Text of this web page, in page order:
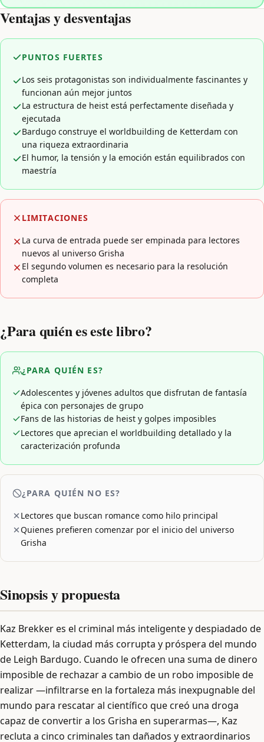
Ventajas y desventajas
PUNTOS FUERTES
Los seis protagonistas son individualmente fascinantes y
funcionan aún mejor juntos
La estructura de heist está perfectamente diseñada y
ejecutada
Bardugo construye el worldbuilding de Ketterdam con
una riqueza extraordinaria
El humor, la tensión y la emoción están equilibrados con
maestría
LIMITACIONES
La curva de entrada puede ser empinada para lectores
nuevos al universo Grisha
El segundo volumen es necesario para la resolución
completa
¿Para quién es este libro?
¿PARA QUIÉN ES?
Adolescentes y jóvenes adultos que disfrutan de fantasía
épica con personajes de grupo
Fans de las historias de heist y golpes imposibles
Lectores que aprecian el worldbuilding detallado y la
caracterización profunda
¿PARA QUIÉN NO ES?
Lectores que buscan romance como hilo principal
Quienes prefieren comenzar por el inicio del universo
Grisha
Sinopsis y propuesta
Kaz Brekker es el criminal más inteligente y despiadado de
Ketterdam, la ciudad más corrupta y próspera del mundo
de Leigh Bardugo. Cuando le ofrecen una suma de dinero
imposible de rechazar a cambio de un robo imposible de
realizar —infiltrarse en la fortaleza más inexpugnable del
mundo para rescatar al científico que creó una droga
capaz de convertir a los Grisha en superarmas—, Kaz
recluta a cinco criminales tan dañados y extraordinarios